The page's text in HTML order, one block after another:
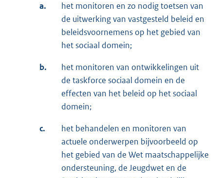
a.
het monitoren en zo nodig toetsen van
de uitwerking van vastgesteld beleid en
beleidsvoornemens op het gebied van
het sociaal domein;
b.
het monitoren van ontwikkelingen uit
de taskforce sociaal domein en de
effecten van het beleid op het sociaal
domein;
c.
het behandelen en monitoren van
actuele onderwerpen bijvoorbeeld op
het gebied van de Wet maatschappelijke
ondersteuning, de Jeugdwet en de